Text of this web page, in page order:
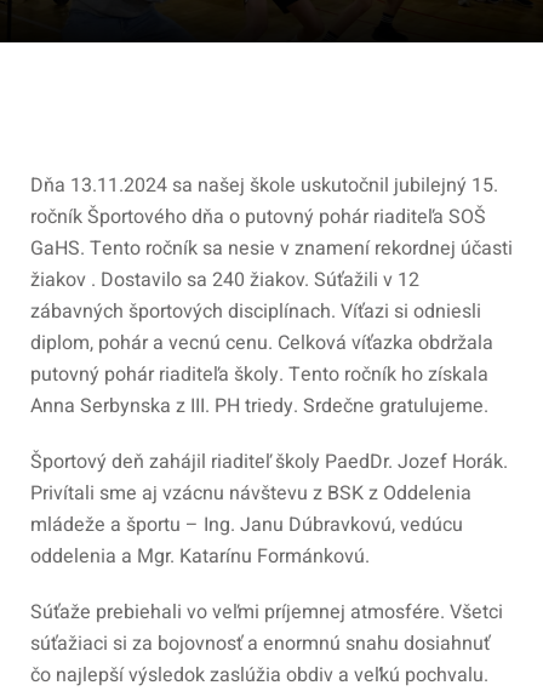
Dňa 13.11.2024 sa našej škole uskutočnil jubilejný 15.
ročník Športového dňa o putovný pohár riaditeľa SOŠ
GaHS. Tento ročník sa nesie v znamení rekordnej účasti
žiakov . Dostavilo sa 240 žiakov. Súťažili v 12
zábavných športových disciplínach. Víťazi si odniesli
diplom, pohár a vecnú cenu. Celková víťazka obdržala
putovný pohár riaditeľa školy. Tento ročník ho získala
Anna Serbynska z III. PH triedy. Srdečne gratulujeme.
Športový deň zahájil riaditeľ školy PaedDr. Jozef Horák.
Privítali sme aj vzácnu návštevu z BSK z Oddelenia
mládeže a športu – Ing. Janu Dúbravkovú, vedúcu
oddelenia a Mgr. Katarínu Formánkovú.
Súťaže prebiehali vo veľmi príjemnej atmosfére. Všetci
súťažiaci si za bojovnosť a enormnú snahu dosiahnuť
čo najlepší výsledok zaslúžia obdiv a veľkú pochvalu.